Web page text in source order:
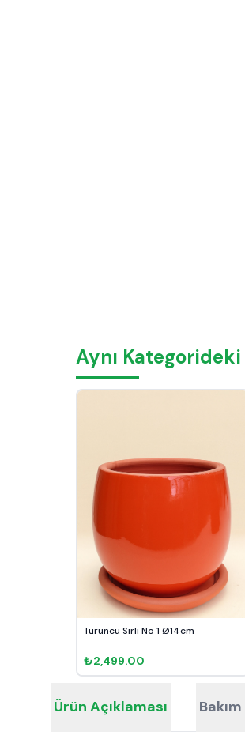
Aynı Kategorideki
Turuncu Sırlı No 1 Ø14cm
₺2,499.00
Ürün Açıklaması Bakım